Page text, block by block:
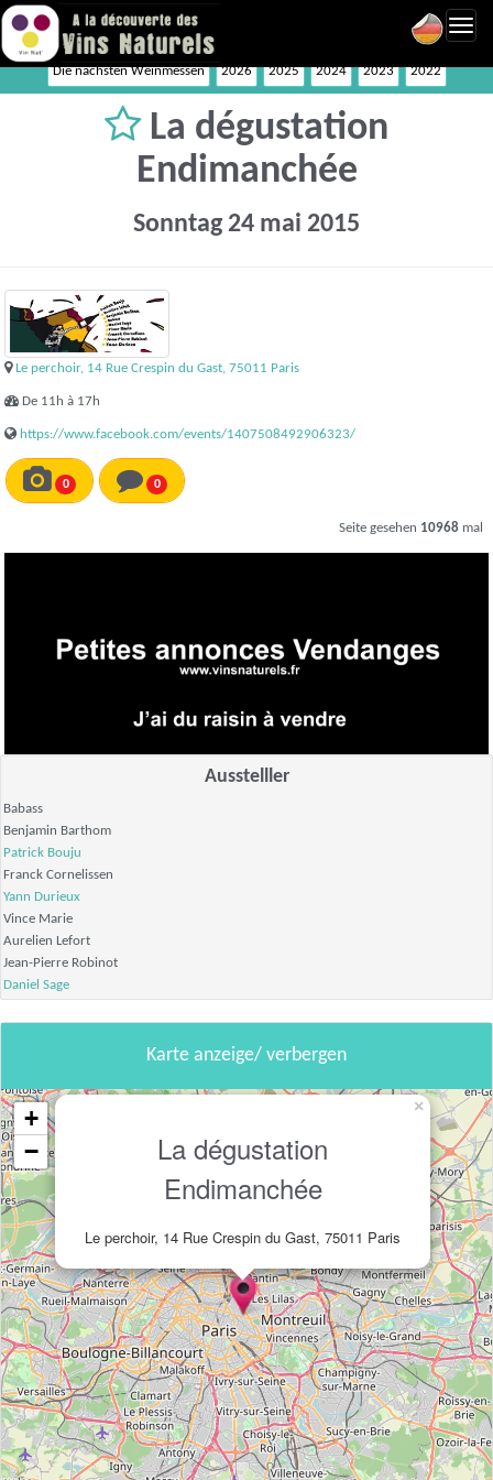
Die nächsten Weinmessen 2026 2025 2024 2023 2022
La dégustation
Endimanchée
Sonntag 24 mai 2015
Le perchoir, 14 Rue Crespin du Gast, 75011 Paris
De 11h à 17h
https://www.facebook.com/events/1407508492906323/
0 0
Seite gesehen 10968 mal
Ausstelller
Babass
Benjamin Barthom
Patrick Bouju
Franck Cornelissen
Yann Durieux
Vince Marie
Aurelien Lefort
Jean-Pierre Robinot
Daniel Sage
Karte anzeige/ verbergen
La dégustation
Endimanchée
Le perchoir, 14 Rue Crespin du Gast, 75011 Paris
×
+
−